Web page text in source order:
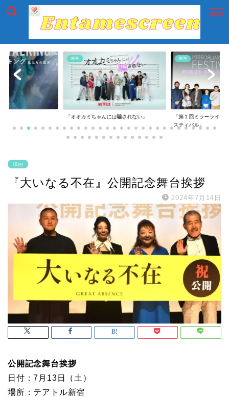
映画
「第１回ミラーライアーフィルムズ・フェ
映画
「第一回横浜国際映画
映画
『大いなる不在』公開記念舞台挨拶
2024年7月14日
公開記念舞台挨拶
日付：7月13日（土）
場所：テアトル新宿